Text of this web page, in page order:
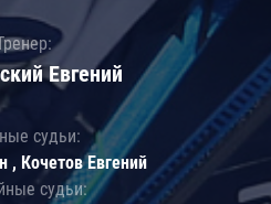
Евгений
судьи:
, Кочетов Евгений
судьи: